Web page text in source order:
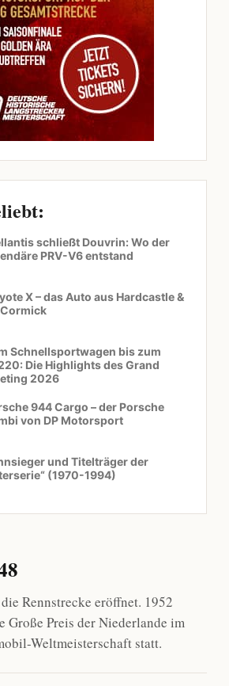
schließt Douvrin: Wo der
PRV-V6 entstand
X – das Auto aus Hardcastle &
Schnellsportwagen bis zum
Die Highlights des Grand
2026
944 Cargo – der Porsche
von DP Motorsport
und Titelträger der
(1970-1994)
Rennstrecke eröffnet. 1952
Große Preis der Niederlande im
Weltmeisterschaft statt.